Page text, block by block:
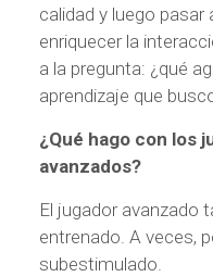
calidad y luego
enriquecer la
a la pregunta: ¿qué
aprendizaje que
¿Qué hago con los
avanzados?
El jugador avanzado
entrenado. A veces,
subestimulado.